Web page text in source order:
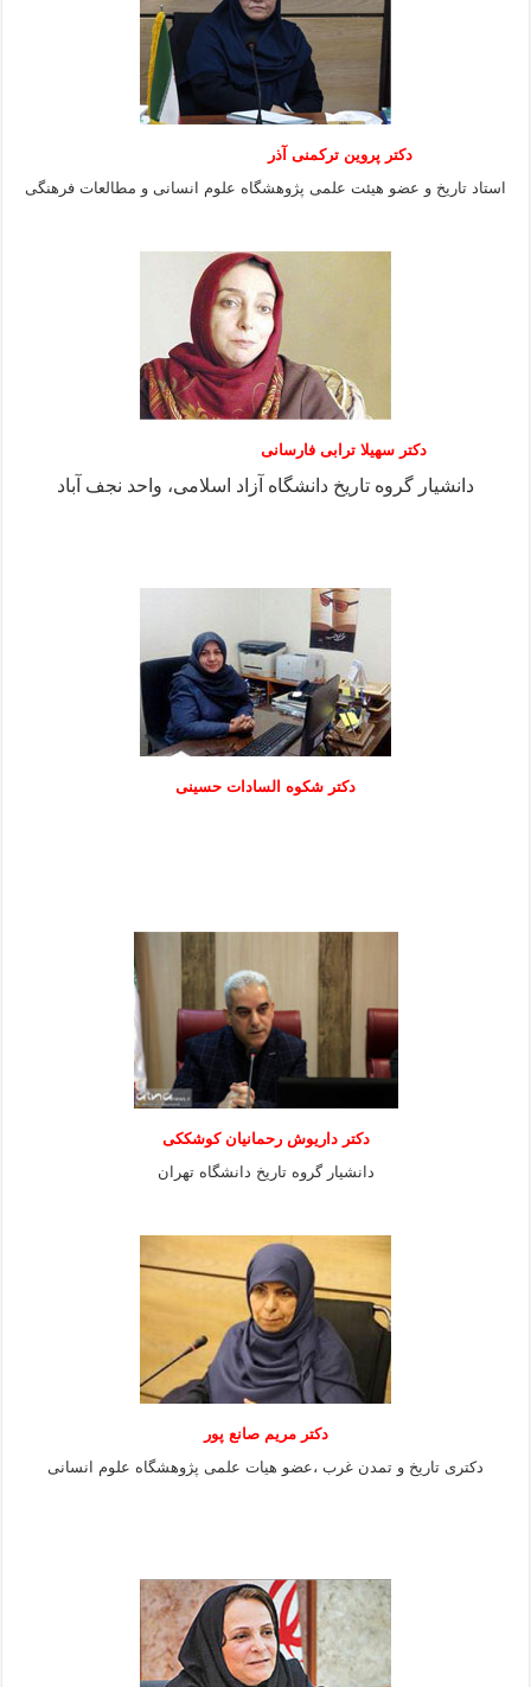
دکتر پروین ترکمنی آذر
استاد تاریخ و عضو هیئت علمی پژوهشگاه علوم انسانی و مطالعات فرهنگى
دکتر سهیلا ترابی فارسانی
دانشیار گروه تاریخ دانشگاه آزاد اسلامی، واحد نجف آباد
دكتر شكوه السادات حسينی
دکتر داریوش رحمانیان کوشککی
دانشیار گروه تاریخ دانشگاه تهران
دکتر مریم صانع پور
دکتری تاریخ و تمدن غرب ،عضو هیات علمی پژوهشگاه علوم
انسانی